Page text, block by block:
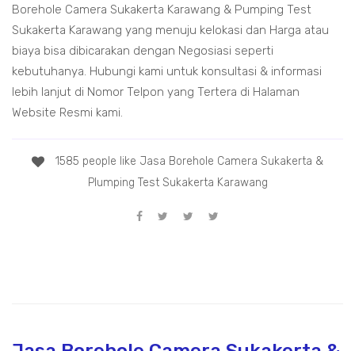
Borehole Camera Sukakerta Karawang & Pumping Test
Sukakerta Karawang yang menuju kelokasi dan Harga atau
biaya bisa dibicarakan dengan Negosiasi seperti
kebutuhanya. Hubungi kami untuk konsultasi & informasi
lebih lanjut di Nomor Telpon yang Tertera di Halaman
Website Resmi kami.
1585 people like Jasa Borehole Camera Sukakerta &
Plumping Test Sukakerta Karawang